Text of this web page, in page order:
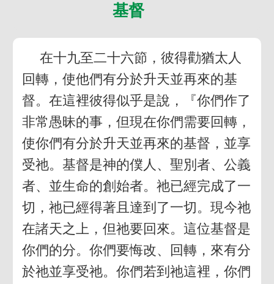
基督
在十九至二十六節，彼得勸猶太人
回轉，使他們有分於升天並再來的基
督。在這裡彼得似乎是說，『你們作了
非常愚昧的事，但現在你們需要回轉，
使你們有分於升天並再來的基督，並享
受祂。基督是神的僕人、聖別者、公義
者、並生命的創始者。祂已經完成了一
切，祂已經得著且達到了一切。現今祂
在諸天之上，但祂要回來。這位基督是
你們的分。你們要悔改、回轉，來有分
於祂並享受祂。你們若到祂這裡，你們